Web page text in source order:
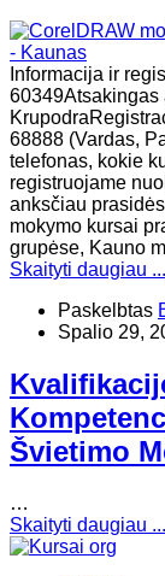
Informacija ir
60349Atsakingas
68888 (Vardas,
telefonas, kokie
registruojame
anksčiau
mokymo kursai
grupėse, Kauno
Skaityti daugiau ...
Paskelbtas
Spalio 29,
Švietimo
…
Skaityti daugiau ...